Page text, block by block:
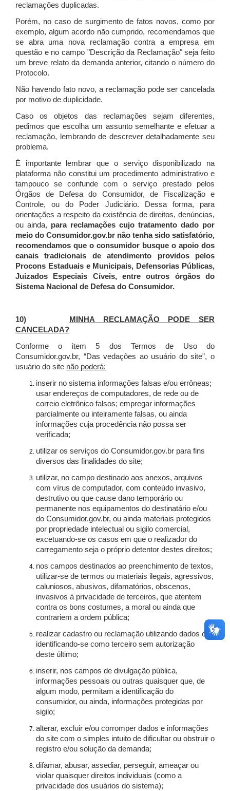
reclamações duplicadas.
Porém, no caso de surgimento de fatos novos, como por
exemplo, algum acordo não cumprido, recomendamos que
se abra uma nova reclamação contra a empresa em
questão e no campo "Descrição da Reclamação" seja feito
um breve relato da demanda anterior, citando o número do
Protocolo.
Não havendo fato novo, a reclamação pode ser cancelada
por motivo de duplicidade.
Caso os objetos das reclamações sejam diferentes,
pedimos que escolha um assunto semelhante e efetuar a
reclamação, lembrando de descrever detalhadamente seu
problema.
É importante lembrar que o serviço disponibilizado na
plataforma não constitui um procedimento administrativo e
tampouco se confunde com o serviço prestado pelos
Órgãos de Defesa do Consumidor, de Fiscalização e
Controle, ou do Poder Judiciário. Dessa forma, para
orientações a respeito da existência de direitos, denúncias,
ou ainda, para reclamações cujo tratamento dado por
meio do Consumidor.gov.br não tenha sido satisfatório,
recomendamos que o consumidor busque o apoio dos
canais tradicionais de atendimento providos pelos
Procons Estaduais e Municipais, Defensorias Públicas,
Juizados Especiais Cíveis, entre outros órgãos do
Sistema Nacional de Defesa do Consumidor.
10)
MINHA RECLAMAÇÃO PODE SER
CANCELADA?
Conforme o item 5 dos Termos de Uso do
Consumidor.gov.br, “Das vedações ao usuário do site”, o
usuário do site não poderá:
inserir no sistema informações falsas e/ou errôneas;
usar endereços de computadores, de rede ou de
correio eletrônico falsos; empregar informações
parcialmente ou inteiramente falsas, ou ainda
informações cuja procedência não possa ser
verificada;
utilizar os serviços do Consumidor.gov.br para fins
diversos das finalidades do site;
utilizar, no campo destinado aos anexos, arquivos
com vírus de computador, com conteúdo invasivo,
destrutivo ou que cause dano temporário ou
permanente nos equipamentos do destinatário e/ou
do Consumidor.gov.br, ou ainda materiais protegidos
por propriedade intelectual ou sigilo comercial,
excetuando-se os casos em que o realizador do
carregamento seja o próprio detentor destes direitos;
nos campos destinados ao preenchimento de textos,
utilizar-se de termos ou materiais ilegais, agressivos,
caluniosos, abusivos, difamatórios, obscenos,
invasivos à privacidade de terceiros, que atentem
contra os bons costumes, a moral ou ainda que
contrariem a ordem pública;
realizar cadastro ou reclamação utilizando dados ou
identificando-se como terceiro sem autorização
deste último;
inserir, nos campos de divulgação pública,
informações pessoais ou outras quaisquer que, de
algum modo, permitam a identificação do
consumidor, ou ainda, informações protegidas por
sigilo;
alterar, excluir e/ou corromper dados e informações
do site com o simples intuito de dificultar ou obstruir o
registro e/ou solução da demanda;
difamar, abusar, assediar, perseguir, ameaçar ou
violar quaisquer direitos individuais (como a
privacidade dos usuários do sistema);